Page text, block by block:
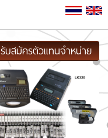
รับสมัครตัวแทนจำหน่าย